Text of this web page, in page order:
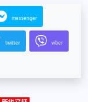
messenger
twitter viber